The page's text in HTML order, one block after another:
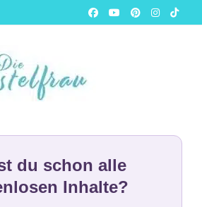
du schon alle
Inhalte?